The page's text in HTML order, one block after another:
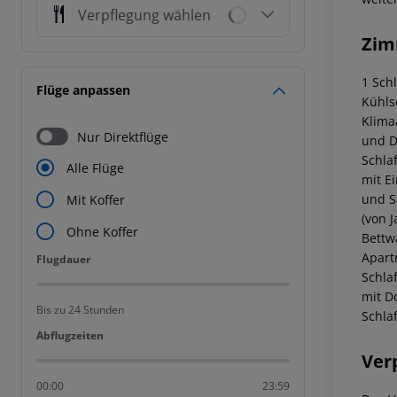
Verpflegung wählen
Flüge anpassen
Nur Direktflüge
Alle Flüge
Mit Koffer
Ohne Koffer
Flugdauer
Flugdauer
Bis zu 24 Stunden
Abflugzeiten
Abflugzeiten
00:00 23:59
1
und
mit
und
(von
mit